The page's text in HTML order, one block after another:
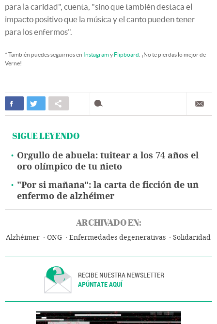
para la caridad", cuenta, "sino que también destaca el
impacto positivo que la música y el canto pueden tener
para los enfermos".
* También puedes seguirnos en Instagramy Flipboard . ¡No te pierdas lo mejor de
Verne!
SIGUE LEYENDO
Orgullo de abuela: tuitear a los 74 años el
oro olímpico de tu nieto
"Por si mañana": la carta de ficción de un
enfermo de alzhéimer
ARCHIVADO EN:
Alzhéimer ONG Enfermedades degenerativas Solidaridad
RECIBE NUESTRA NEWSLETTER
APÚNTATE AQUÍ